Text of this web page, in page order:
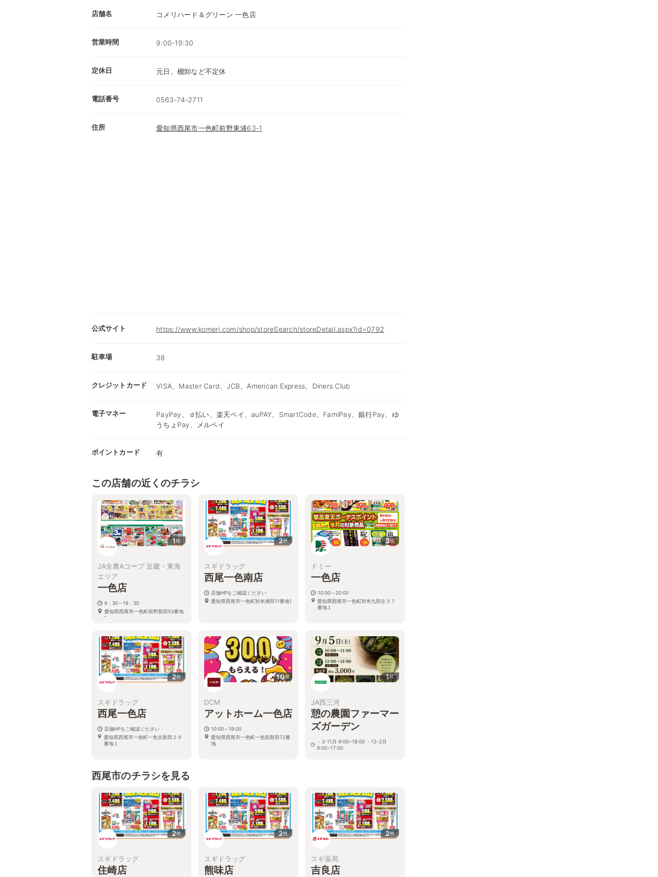
店舗名 コメリハード＆グリーン 一色店
営業時間 9:00-19:30
定休日 元日、棚卸など不定休
電話番号 0563-74-2711
住所 愛知県西尾市一色町前野東浦63-1
公式サイト https://www.komeri.com/shop/storeSearch/storeDetail.aspx?id=0792
駐車場 38
クレジットカード VISA、Master Card、JCB、American Express、Diners Club
電子マネー
PayPay、ｄ払い、楽天ペイ、auPAY、SmartCode、FamiPay、銀行Pay、ゆ
うちょPay、メルペイ
ポイントカード 有
この店舗の近くのチラシ
1枚
JA全農Aコープ 近畿・東海
エリア
一色店
9：30～19：30
愛知県西尾市一色町前野新田53番地
1
2枚
スギドラッグ
西尾一色南店
店舗HPをご確認ください
愛知県西尾市一色町対米洲田11番地1
3枚
ドミー
一色店
10:00～20:00
愛知県西尾市一色町対米九郎左３７
番地１
2枚
スギドラッグ
西尾一色店
店舗HPをご確認ください
愛知県西尾市一色町一色古新田２９
番地１
10枚
DCM
アットホーム一色店
10:00～19:00
愛知県西尾市一色町一色前新田72番
地
1枚
JA西三河
憩の農園ファーマー
ズガーデン
・3-11月 9:00~18:00 ・12-2月
9:00~17:00
西尾市のチラシを見る
2枚
スギドラッグ
住崎店
2枚
スギドラッグ
熊味店
2枚
スギ薬局
吉良店